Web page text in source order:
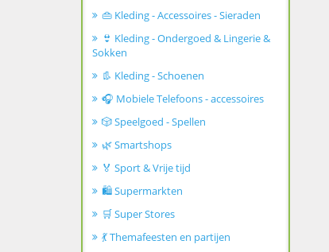
👜 Kleding - Accessoires - Sieraden
👙 Kleding - Ondergoed & Lingerie &
Sokken
👢 Kleding - Schoenen
🎧 Mobiele Telefoons - accessoires
🎲 Speelgoed - Spellen
🌿 Smartshops
🏅 Sport & Vrije tijd
🛍️ Supermarkten
🛒 Super Stores
💃 Themafeesten en partijen